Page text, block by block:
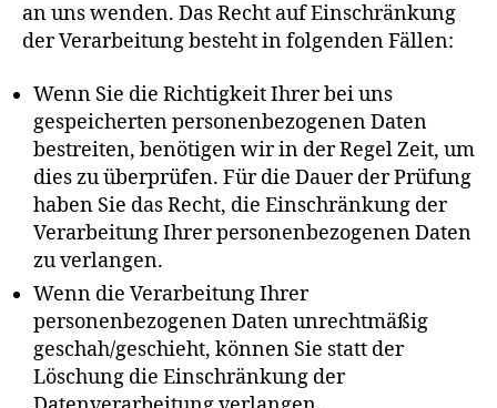
an uns wenden. Das Recht auf Einschränkung
der Verarbeitung besteht in folgenden Fällen:
Wenn Sie die Richtigkeit Ihrer bei uns
gespeicherten personenbezogenen Daten
bestreiten, benötigen wir in der Regel Zeit, um
dies zu überprüfen. Für die Dauer der Prüfung
haben Sie das Recht, die Einschränkung der
Verarbeitung Ihrer personenbezogenen Daten
zu verlangen.
Wenn die Verarbeitung Ihrer
personenbezogenen Daten unrechtmäßig
geschah/geschieht, können Sie statt der
Löschung die Einschränkung der